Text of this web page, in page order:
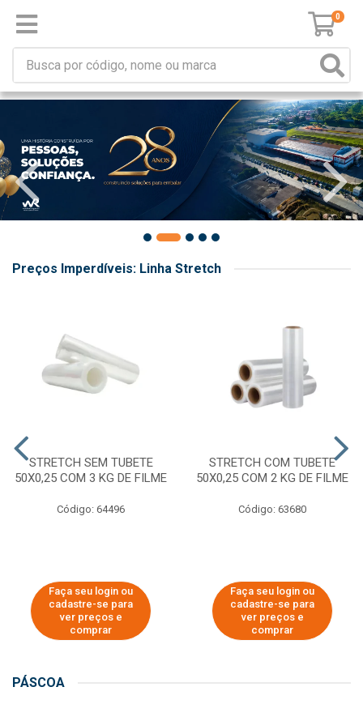
0
Preços Imperdíveis: Linha Stretch
STRETCH SEM TUBETE
50X0,25 COM 3 KG DE FILME
Código: 64496
Faça seu login ou
cadastre-se para
ver preços e
comprar
STRETCH COM TUBETE
50X0,25 COM 2 KG DE FILME
Código: 63680
Faça seu login ou
cadastre-se para
ver preços e
comprar
PÁSCOA